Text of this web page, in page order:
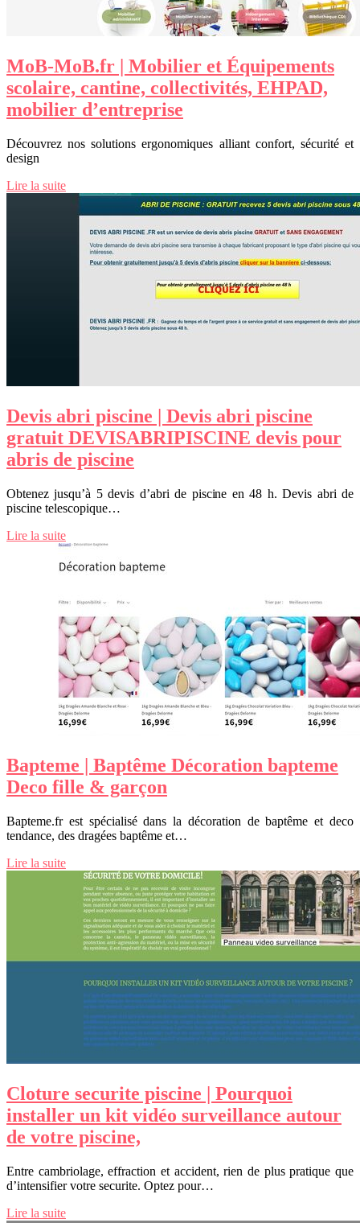
MoB-MoB.fr | Mobilier et Équipements
scolaire, cantine, collectivités, EHPAD,
mobilier d’entreprise
Découvrez nos solutions ergonomiques alliant confort, sécurité et
design
Lire la suite
Devis abri piscine | Devis abri piscine
gratuit DEVISABRIPISCINE devis pour
abris de piscine
Obtenez jusqu’à 5 devis d’abri de piscine en 48 h. Devis abri de
piscine telescopique…
Lire la suite
Bapteme | Baptême Décoration bapteme
Deco fille & garçon
Bapteme.fr est spécialisé dans la décoration de baptême et deco
tendance, des dragées baptême et…
Lire la suite
Cloture securite piscine | Pourquoi
installer un kit vidéo sur­veillan­ce autour
de votre piscine,
Entre cambriolage, effraction et accident, rien de plus pratique que
d’intensifier votre securite. Optez pour…
Lire la suite